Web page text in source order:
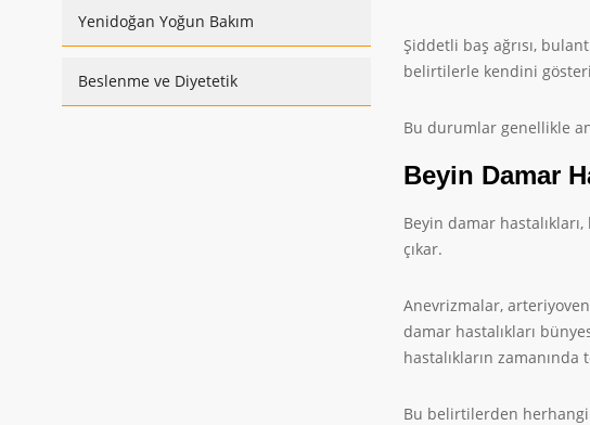
Yenidoğan Yoğun Bakım
Beslenme ve Diyetetik
Şiddetli baş ağrısı,
belirtilerle kendini
Bu durumlar genellikle
Beyin Damar
Beyin damar
çıkar.
Anevrizmalar,
damar hastalıkları
hastalıkların
Bu belirtilerden